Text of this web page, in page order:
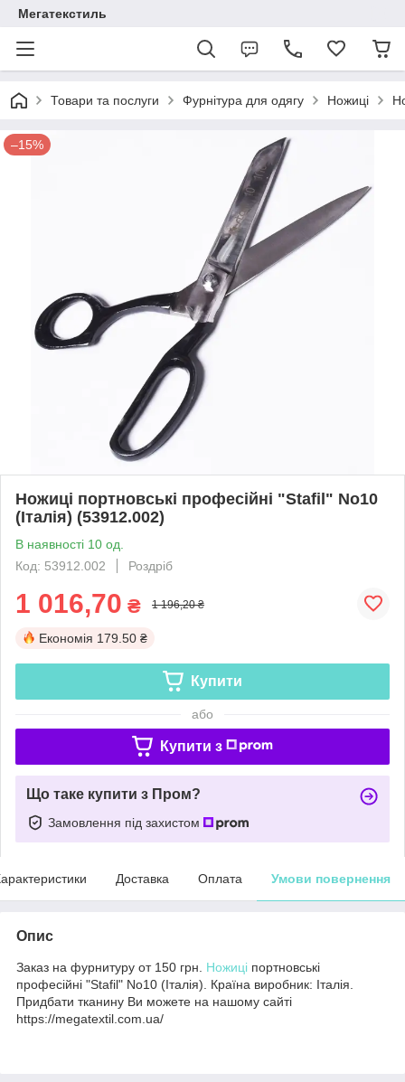
Мегатекстиль
Товари та послуги Фурнітура для одягу Ножиці
–15%
Ножиці портновські професійні "Stafil" No10
(Італія) (53912.002)
В наявності 10 од.
Код: 53912.002
Роздріб
1 016,70 ₴ 1 196,20 ₴
Економія 179.50 ₴
Купити
або
Купити з
Що таке купити з Пром?
Замовлення під захистом
Доставка Оплата Умови повернення
Опис
Заказ на фурнитуру от 150 грн. Ножиці портновські
професійні "Stafil" No10 (Італія). Країна виробник: Італія.
Придбати тканину Ви можете на нашому сайті
https://megatextil.com.ua/